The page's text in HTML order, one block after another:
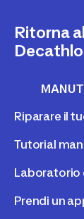
Ritorna
Riparare il
Tutorial
Laboratorio
Prendi un